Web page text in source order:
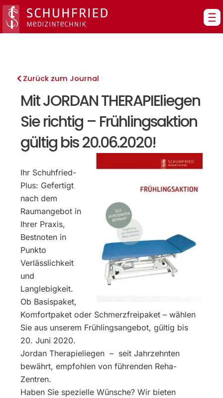
Zum
Inhalt
springen
Zurück zum Journal
Mit JORDAN THERAPIEliegen
Sie richtig – Frühlingsaktion
gültig bis 20.06.2020!
Ihr Schuhfried-
Plus: Gefertigt
nach dem
Raumangebot in
Ihrer Praxis,
Bestnoten in
Punkto
Verlässlichkeit
und
Langlebigkeit.
Ob Basispaket,
Komfortpaket oder Schmerzfreipaket – wählen
Sie aus unserem Frühlingsangebot, gültig bis
20. Juni 2020.
Jordan Therapieliegen – seit Jahrzehnten
bewährt, empfohlen von führenden Reha-
Zentren.
Haben Sie spezielle Wünsche? Wir bieten